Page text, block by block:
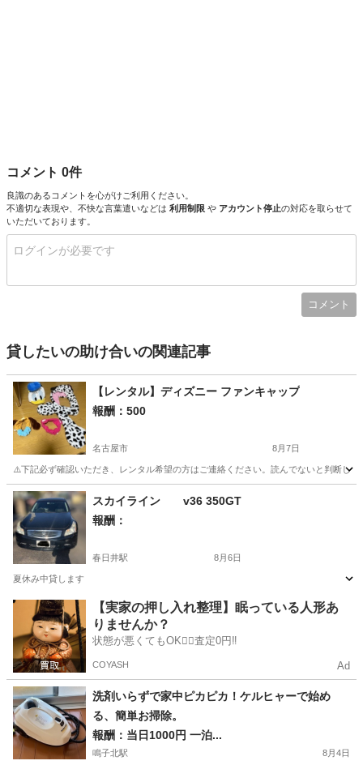
コメント 0件
良識のあるコメントを心がけご利用ください。
不適切な表現や、不快な言葉遣いなどは 利用制限 や アカウント停止の対応を取らせて
いただいております。
コメント
貸したいの助け合いの関連記事
【レンタル】ディズニー ファンキャップ
報酬：500
名古屋市 8月7日
⚠️下記必ず確認いただき、レンタル希望の方はご連絡ください。読んでないと判断し
愛知 名古屋市 貸したい
スカイライン v36 350GT
報酬：
春日井駅 8月6日
夏休み中貸します
愛知 春日井市 春日井駅 貸したい
【実家の押し入れ整理】眠っている人形あ
りませんか？
状態が悪くてもOK🙆‍♀️査定0円‼️
COYASH Ad
洗剤いらずで家中ピカピカ！ケルヒャーで始め
る、簡単お掃除。
報酬：当日1000円 一泊...
鳴子北駅 8月4日